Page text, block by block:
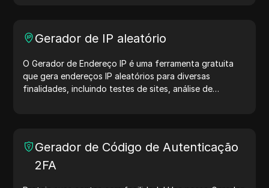
Gerador de IP aleatório
O Gerador de Endereço IP é uma ferramenta gratuita
que gera endereços IP aleatórios para diversas
finalidades, incluindo testes de sites, análise de
para testar geolocalização, verificar privacidade e
muito mais. Simplifique seus fluxos de trabalho e
otimize seu processo de desenvolvimento — gere
Gerador de Código de Autenticação
2FA